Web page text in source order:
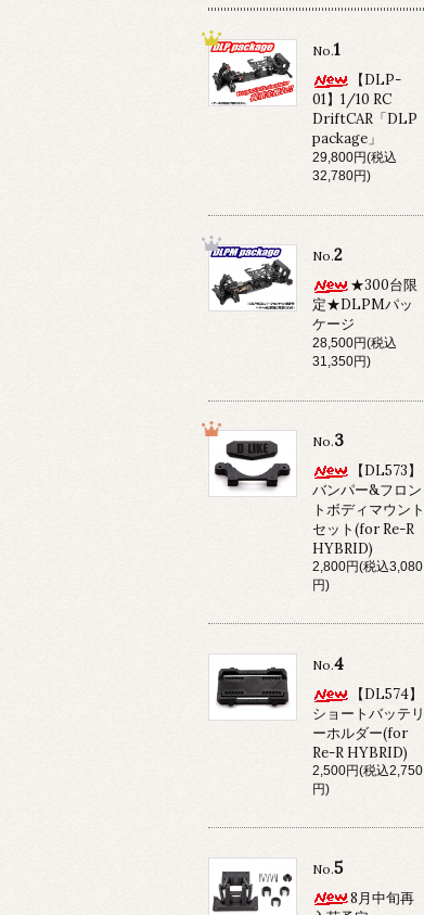
No.1
【DLP-
01】1/10 RC
DriftCAR「DLP
package」
29,800円(税込
32,780円)
No.2
★300台限
定★DLPMパッ
ケージ
28,500円(税込
31,350円)
No.3
【DL573】
バンパー&フロン
トボディマウント
セット(for Re-R
HYBRID)
2,800円(税込3,080
円)
No.4
【DL574】
ショートバッテリ
ーホルダー(for
Re-R HYBRID)
2,500円(税込2,750
円)
No.5
8月中旬再